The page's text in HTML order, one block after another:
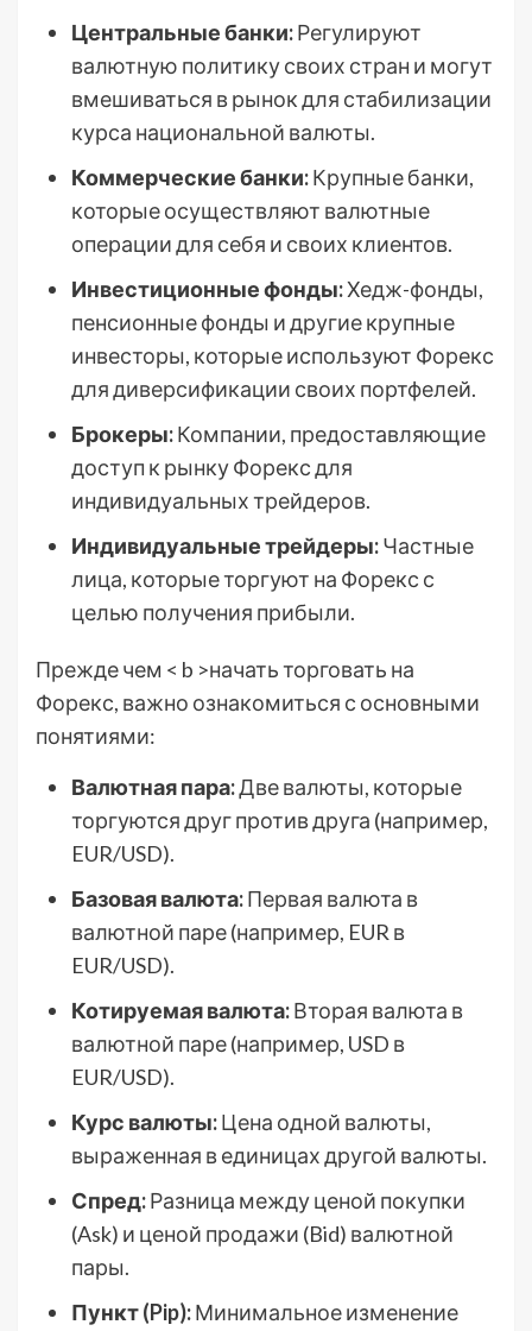
Центральные банки:Регулируют
валютную политику своих стран и могут
вмешиваться в рынок для стабилизации
курса национальной валюты.
Коммерческие банки:Крупные банки,
которые осуществляют валютные
операции для себя и своих клиентов.
Инвестиционные фонды:Хедж-фонды,
пенсионные фонды и другие крупные
инвесторы, которые используют Форекс
для диверсификации своих портфелей.
Брокеры:Компании, предоставляющие
доступ к рынку Форекс для
индивидуальных трейдеров.
Индивидуальные трейдеры:Частные
лица, которые торгуют на Форекс с
целью получения прибыли.
Прежде чем < b >начать торговать на
Форекс, важно ознакомиться с основными
понятиями:
Валютная пара:Две валюты, которые
торгуются друг против друга (например,
EUR/USD).
Базовая валюта:Первая валюта в
валютной паре (например, EUR в
EUR/USD).
Котируемая валюта:Вторая валюта в
валютной паре (например, USD в
EUR/USD).
Курс валюты:Цена одной валюты,
выраженная в единицах другой валюты.
Спред:Разница между ценой покупки
(Ask) и ценой продажи (Bid) валютной
пары.
Пункт (Pip):Минимальное изменение